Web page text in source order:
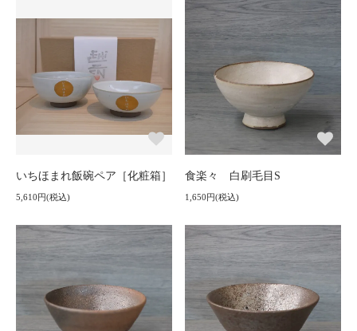
いちほまれ飯碗ペア［化粧箱］
5,610円(税込)
食楽々 白刷毛目S
1,650円(税込)